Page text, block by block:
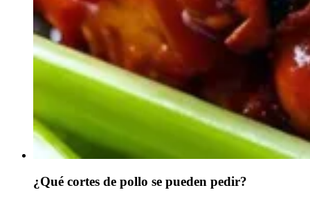
¿Qué cortes de pollo se pueden pedir?